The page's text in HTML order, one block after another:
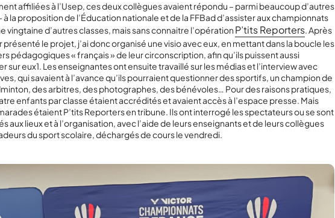
affiliées à l’Usep, ces deux collègues avaient répondu – parmi beaucoup d’autres
à la proposition de l’Éducation nationale et de la FFBad d’assister aux championnats
vingtaine d’autres classes, mais sans connaitre l’opération P’tits Reporters. Après
présenté le projet, j’ai donc organisé une visio avec eux, en mettant dans la boucle les
pédagogiques « français » de leur circonscription, afin qu’ils puissent aussi
sur eux1. Les enseignantes ont ensuite travaillé sur les médias et l’interview avec
qui savaient à l’avance qu’ils pourraient questionner des sportifs, un champion de
des arbitres, des photographes, des bénévoles… Pour des raisons pratiques,
enfants par classe étaient accrédités et avaient accès à l’espace presse. Mais
étaient P’tits Reporters en tribune. Ils ont interrogé les spectateurs ou se sont
aux lieux et à l’organisation, avec l’aide de leurs enseignants et de leurs collègues
du sport scolaire, déchargés de cours le vendredi.